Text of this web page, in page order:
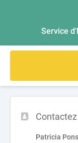
Service
Patricia Pons